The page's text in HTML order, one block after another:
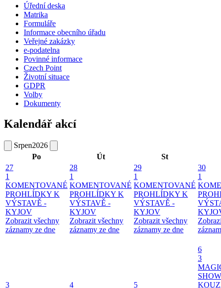
Úřední deska
Matrika
Formuláře
Informace obecního úřadu
Veřejné zakázky
e-podatelna
Povinné informace
Czech Point
Životní situace
GDPR
Volby
Dokumenty
Kalendář akcí
Srpen2026
Po
Út
St
27
1
KOMENTOVANÉ
PROHLÍDKY K
VÝSTAVĚ -
KYJOV
Zobrazit všechny
záznamy ze dne
28
1
KOMENTOVANÉ
PROHLÍDKY K
VÝSTAVĚ -
KYJOV
Zobrazit všechny
záznamy ze dne
29
1
KOMENTOVANÉ
PROHLÍDKY K
VÝSTAVĚ -
KYJOV
Zobrazit všechny
záznamy ze dne
30
1
3
4
5
6
3